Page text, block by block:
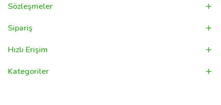
Sözleşmeler
Sipariş
Hızlı Erişim
Kategoriler